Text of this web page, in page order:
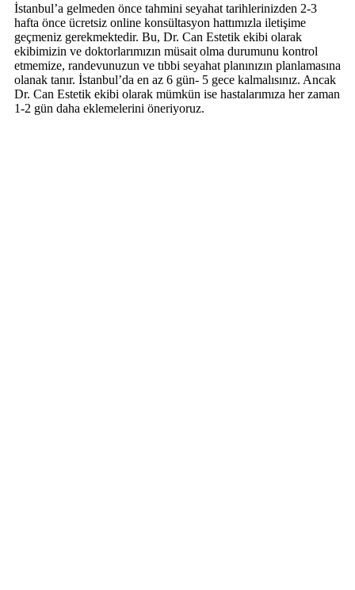
İstanbul’a gelmeden önce tahmini seyahat tarihlerinizden 2-3
hafta önce ücretsiz online konsültasyon hattımızla iletişime
geçmeniz gerekmektedir. Bu, Dr. Can Estetik ekibi olarak
ekibimizin ve doktorlarımızın müsait olma durumunu kontrol
etmemize, randevunuzun ve tıbbi seyahat planınızın planlamasına
olanak tanır. İstanbul’da en az 6 gün- 5 gece kalmalısınız. Ancak
Dr. Can Estetik ekibi olarak mümkün ise hastalarımıza her zaman
1-2 gün daha eklemelerini öneriyoruz.